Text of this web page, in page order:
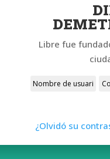
Libre fue
¿Olvidó su